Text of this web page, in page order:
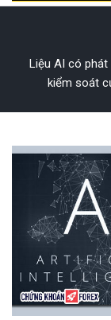
Liệu AI có
kiểm soát